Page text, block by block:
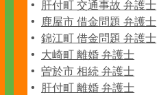
肝付町 交通事故 弁護士
鹿屋市 借金問題 弁護士
錦江町 借金問題 弁護士
大崎町 離婚 弁護士
曽於市 相続 弁護士
肝付町 離婚 弁護士